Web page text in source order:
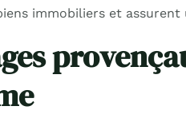
immobiliers et